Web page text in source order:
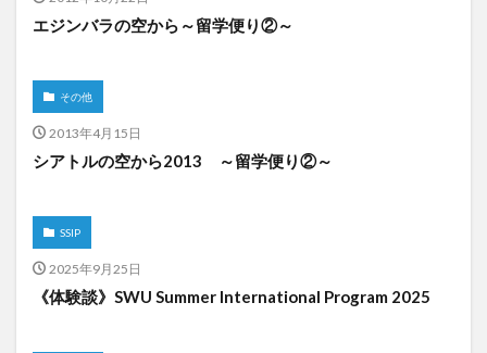
エジンバラの空から～留学便り②～
その他
2013年4月15日
シアトルの空から2013 ～留学便り②～
SSIP
2025年9月25日
《体験談》SWU Summer International Program 2025